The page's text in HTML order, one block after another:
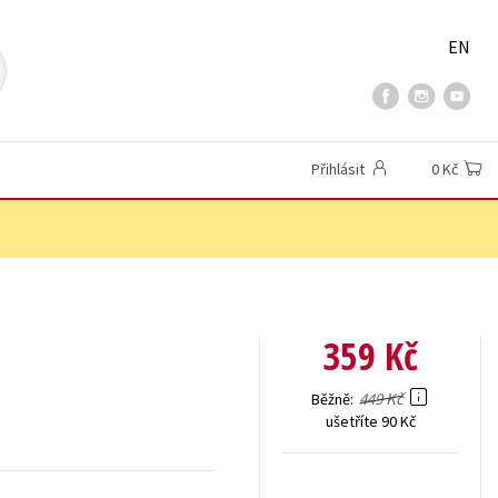
EN
Přihlásit 0 Kč
359 Kč
Běžně 449 Kč
ušetříte 90 Kč